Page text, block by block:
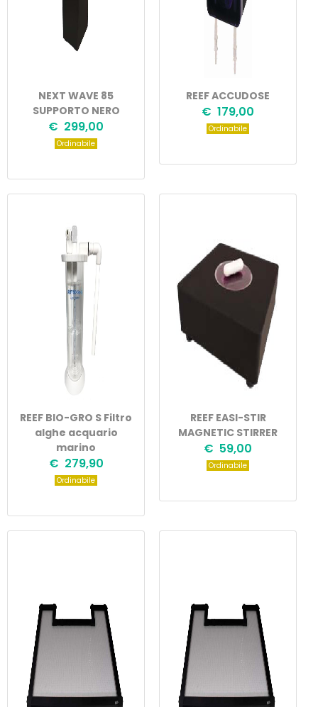
NEXT WAVE 85
SUPPORTO NERO
€ 299,00
Ordinabile
REEF ACCUDOSE
€ 179,00
Ordinabile
REEF BIO-GRO S Filtro
alghe acquario
marino
€ 279,90
Ordinabile
REEF EASI-STIR
MAGNETIC STIRRER
€ 59,00
Ordinabile